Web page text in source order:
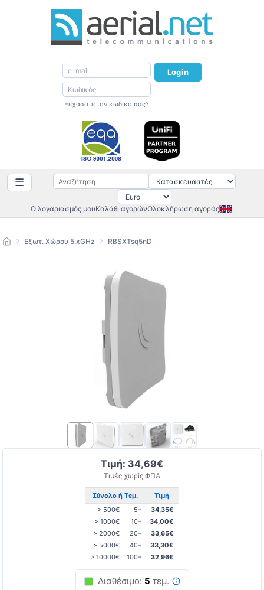
Login
Ξεχάσατε τον κωδικό σας?
☰
Ο λογαριασμός μουΚαλάθι αγορώνΟλοκλήρωση αγοράς
Τιμή: 34,69€
Τιμές χωρίς ΦΠΑ
Σύνολο ή Τεμ.
Τιμή
> 500€
5+
34,35€
> 1000€
10+
34,00€
> 2000€
20+
33,65€
> 5000€
40+
33,30€
> 10000€
100+ 32,96€
Διαθέσιμο: 5 τεμ.
Εξωτ. Χώρου 5.xGHz RBSXTsq5nD